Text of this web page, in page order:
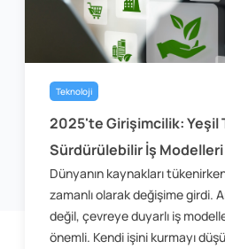
Teknoloji
2025'te Girişimcilik: Yeşil
Sürdürülebilir İş Modelleri
Dünyanın kaynakları
zamanlı olarak değişime girdi.
değil, çevreye duyarlı iş
önemli. Kendi işini kurmayı